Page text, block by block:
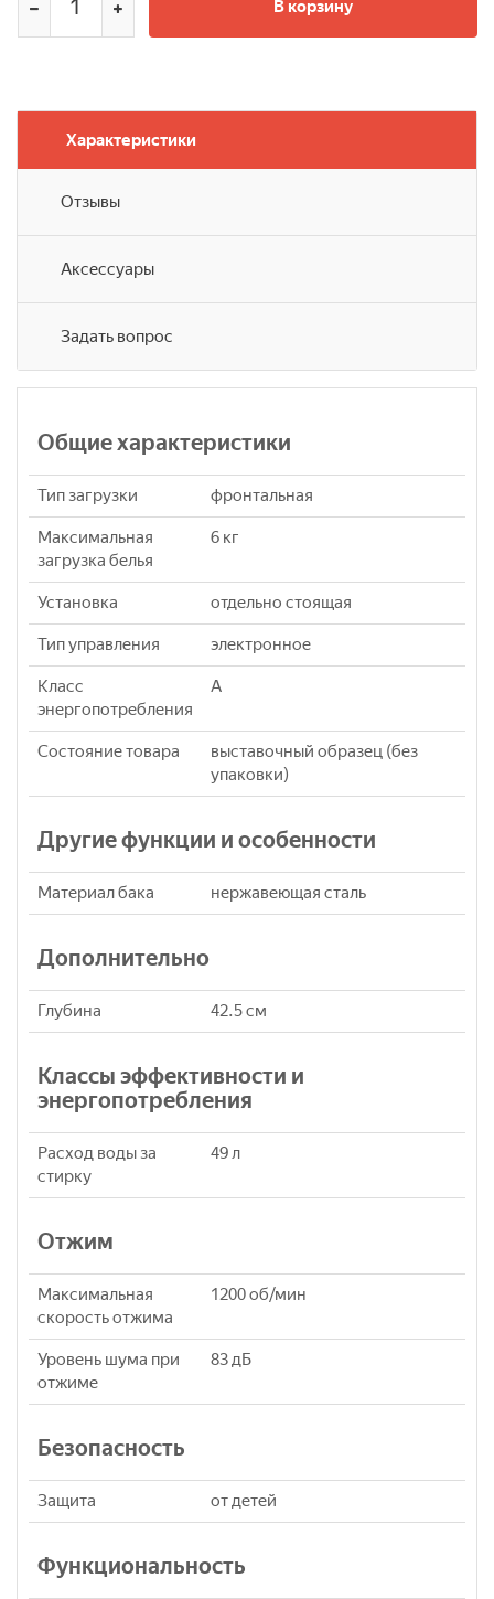
В корзину
Характеристики
Отзывы
Аксессуары
Задать вопрос
Общие характеристики
Тип загрузки фронтальная
Максимальная
загрузка белья
6 кг
Установка отдельно стоящая
Тип управления электронное
Класс
энергопотребления
A
Состояние товара
выставочный образец (без
упаковки)
Другие функции и особенности
Материал бака нержавеющая сталь
Дополнительно
Глубина 42.5 см
Классы эффективности и
энергопотребления
Расход воды за
стирку
49 л
Отжим
Максимальная
скорость отжима
1200 об/мин
Уровень шума при
отжиме
83 дБ
Безопасность
Защита от детей
Функциональность